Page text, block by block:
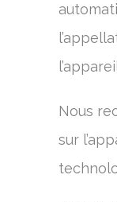
Nous
sur